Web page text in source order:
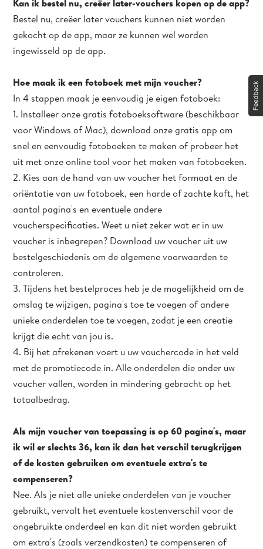
Kan ik bestel nu, creëer later-vouchers kopen op de app?
Bestel nu, creëer later vouchers kunnen niet worden
gekocht op de app, maar ze kunnen wel worden
ingewisseld op de app.
Hoe maak ik een fotoboek met mijn voucher?
In 4 stappen maak je eenvoudig je eigen fotoboek:
1. Installeer onze gratis fotoboeksoftware (beschikbaar
voor Windows of Mac), download onze gratis app om
snel en eenvoudig fotoboeken te maken of probeer het
uit met onze online tool voor het maken van fotoboeken.
2. Kies aan de hand van uw voucher het formaat en de
oriëntatie van uw fotoboek, een harde of zachte kaft, het
aantal pagina's en eventuele andere
voucherspecificaties. Weet u niet zeker wat er in uw
voucher is inbegrepen? Download uw voucher uit uw
bestelgeschiedenis om de algemene voorwaarden te
controleren.
3. Tijdens het bestelproces heb je de mogelijkheid om de
omslag te wijzigen, pagina's toe te voegen of andere
unieke onderdelen toe te voegen, zodat je een creatie
krijgt die echt van jou is.
4. Bij het afrekenen voert u uw vouchercode in het veld
met de promotiecode in. Alle onderdelen die onder uw
voucher vallen, worden in mindering gebracht op het
totaalbedrag.
Als mijn voucher van toepassing is op 60 pagina's, maar
ik wil er slechts 36, kan ik dan het verschil terugkrijgen
of de kosten gebruiken om eventuele extra's te
compenseren?
Nee. Als je niet alle unieke onderdelen van je voucher
gebruikt, vervalt het eventuele kostenverschil voor de
ongebruikte onderdeel en kan dit niet worden gebruikt
om extra's (zoals verzendkosten) te compenseren of